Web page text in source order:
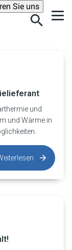
Sie uns
Suche
und
und Wärme in